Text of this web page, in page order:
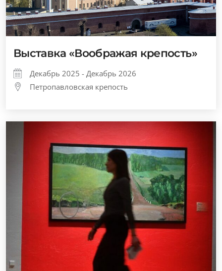
Выставка «Воображая крепость»
Декабрь 2025 - Декабрь 2026
Петропавловская крепость